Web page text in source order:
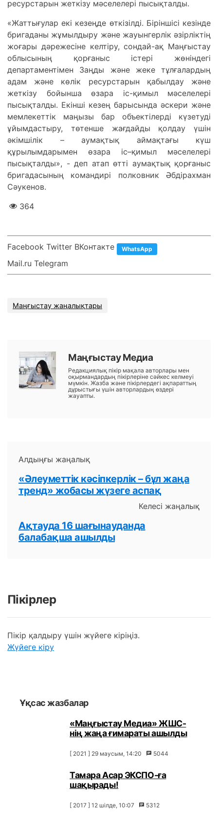
ресурстарын жеткізу мәселелері пысықталды.
«Жаттығулар екі кезеңде өткізілді. Біріншісі кезінде
бригаданы жұмылдыру және жауынгерлік әзірліктің
жоғары дәрежесіне келтіру, сондай-ақ Маңғыстау
облысының қорғаныс істері жөніндегі
департаментімен Заңды және жеке тұлғалардың
адам және көлік ресурстарын қабылдау және
жеткізу бойынша өзара іс-қимыл мәселелері
пысықталды. Екінші кезең барысында әскери және
мемлекеттік маңызы бар объектілерді күзетуді
ұйымдастыру, төтенше жағдайды қолдау үшін
әкімшілік – аумақтық аймақтағы күш
құрылымдарымен өзара іс–қимыл мәселелері
пысықталды», - деп атап өтті аумақтық қорғаныс
бригадасының командирі полковник Әбдірахман
Сәукенов.
364
Facebook Twitter ВКонтакте WhatsApp
Mail.ru Telegram
Маңғыстау жаңалықтары
Маңғыстау Медиа
Редакциялық пікір мақала авторлары мен
оқырмандардың пікірлеріне сәйкес келмеуі
мүмкін. Жазба және пікірлердегі ақпараттың
дұрыстығы үшін авторлардың өздері
жауапты.
Алдыңғы жаңалық
«Әлеуметтік кәсіпкерлік – бұл жаңа
тренд» жобасы жүзеге аспақ
Келесі жаңалық
Ақтауда 16 шағынауданда
балабақша ашылды
Пікірлер
Пікір қалдыру үшін жүйеге кіріңіз.
Жүйеге кіру
Ұқсас жазбалар
«Маңғыстау Медиа» ЖШС-
нің жаңа ғимараты ашылды
[ 2021 ] 29 маусым, 14:20 5044
Тамара Асар ЭКСПО-ға
шақырады!
[ 2017 ] 12 шілде, 10:07 5312